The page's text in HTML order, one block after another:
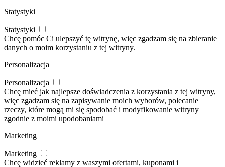
Statystyki
Statystyki
Chcę pomóc Ci ulepszyć tę witrynę, więc zgadzam się na zbieranie
danych o moim korzystaniu z tej witryny.
Personalizacja
Personalizacja
Chcę mieć jak najlepsze doświadczenia z korzystania z tej witryny,
więc zgadzam się na zapisywanie moich wyborów, polecanie
rzeczy, które mogą mi się spodobać i modyfikowanie witryny
zgodnie z moimi upodobaniami
Marketing
Marketing
Chcę widzieć reklamy z waszymi ofertami, kuponami i